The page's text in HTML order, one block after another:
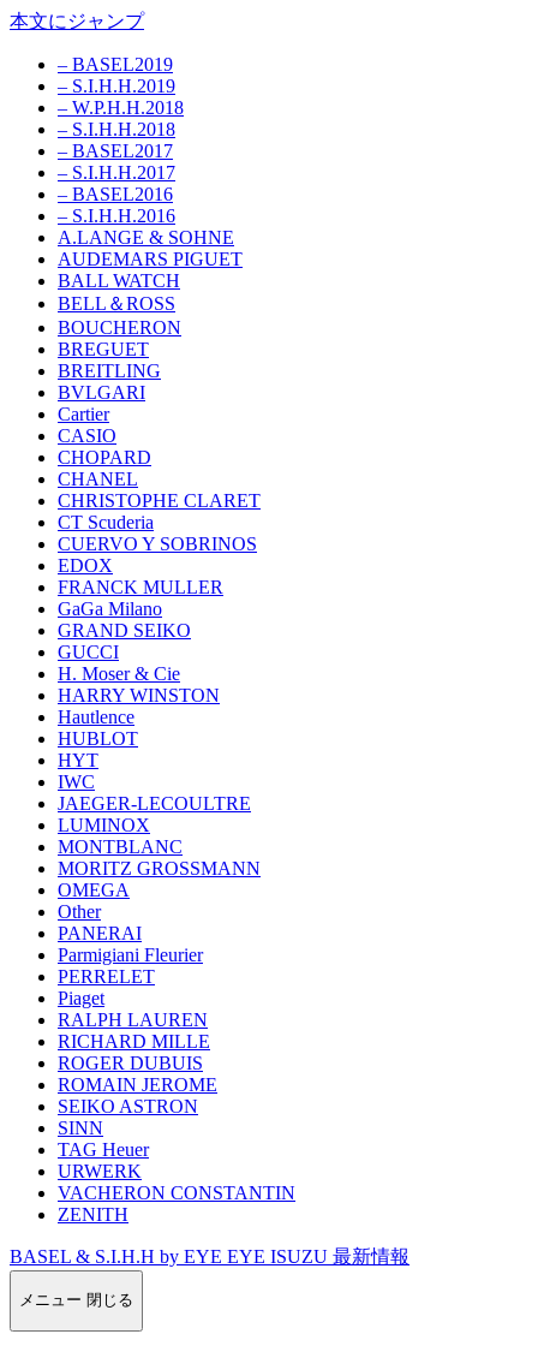
本文にジャンプ
– BASEL2019
– S.I.H.H.2019
– W.P.H.H.2018
– S.I.H.H.2018
– BASEL2017
– S.I.H.H.2017
– BASEL2016
– S.I.H.H.2016
A.LANGE & SOHNE
AUDEMARS PIGUET
BALL WATCH
BELL＆ROSS
BOUCHERON
BREGUET
BREITLING
BVLGARI
Cartier
CASIO
CHOPARD
CHANEL
CHRISTOPHE CLARET
CT Scuderia
CUERVO Y SOBRINOS
EDOX
FRANCK MULLER
GaGa Milano
GRAND SEIKO
GUCCI
H. Moser & Cie
HARRY WINSTON
Hautlence
HUBLOT
HYT
IWC
JAEGER-LECOULTRE
LUMINOX
MONTBLANC
MORITZ GROSSMANN
OMEGA
Other
PANERAI
Parmigiani Fleurier
PERRELET
Piaget
RALPH LAUREN
RICHARD MILLE
ROGER DUBUIS
ROMAIN JEROME
SEIKO ASTRON
SINN
TAG Heuer
URWERK
VACHERON CONSTANTIN
ZENITH
BASEL & S.I.H.H by EYE EYE ISUZU 最新情報
メニュー 閉じる